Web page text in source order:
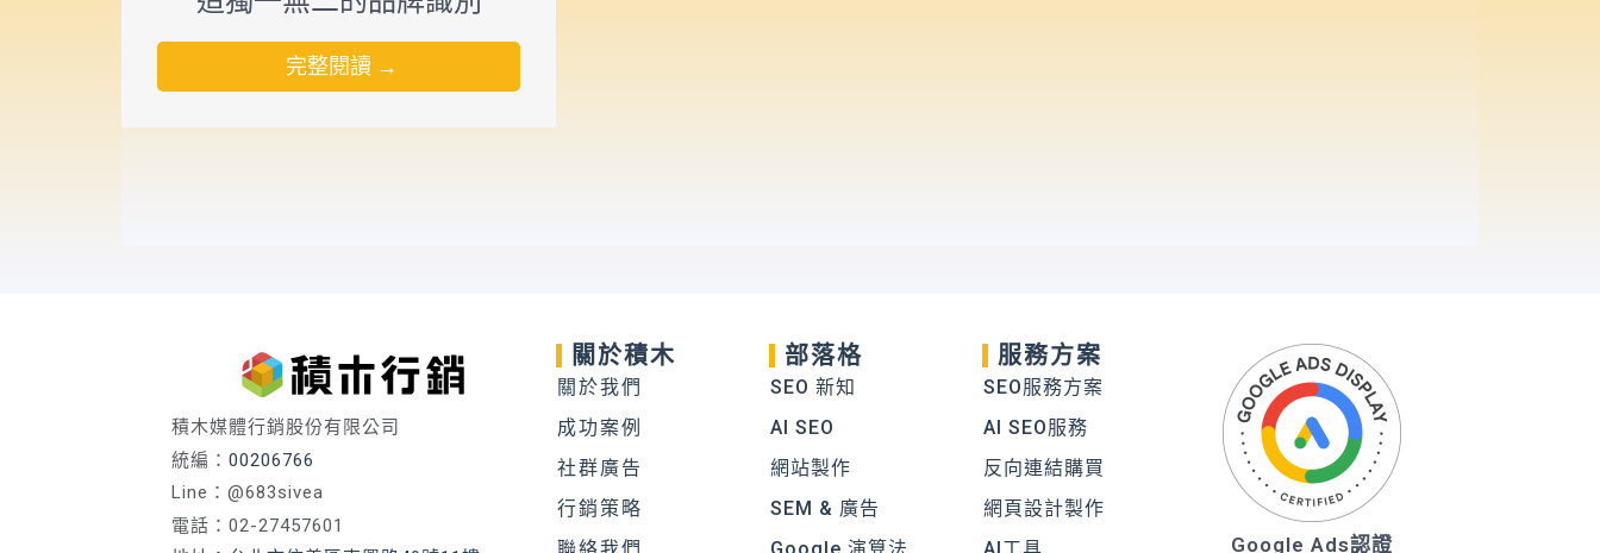
完整閱讀 →
積木媒體行銷股份有限公司
統編：00206766
Line：@683sivea
電話：02-27457601
關於積木
關於我們
成功案例
社群廣告
行銷策略
部落格
SEO 新知
AI SEO
網站製作
SEM & 廣告
服務方案
SEO服務方案
AI SEO服務
反向連結購買
網頁設計製作
Google Ads認證